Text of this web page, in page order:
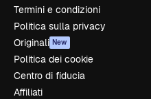
Termini e condizioni
Politica sulla privacy
Originali New
Politica dei cookie
Centro di fiducia
Affiliati